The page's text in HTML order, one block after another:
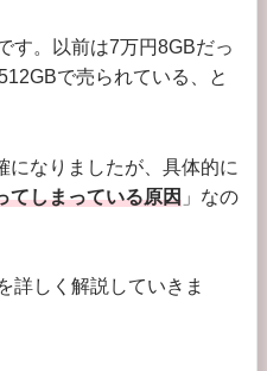
す。以前は7万円8GBだっ
で売られている、と
になりましたが、具体的に
てしまっている原因 」なの
詳しく解説していきま